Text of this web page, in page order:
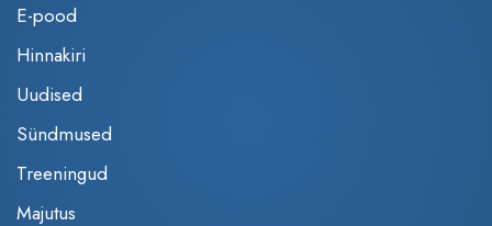
E-pood
Hinnakiri
Uudised
Sündmused
Treeningud
Majutus